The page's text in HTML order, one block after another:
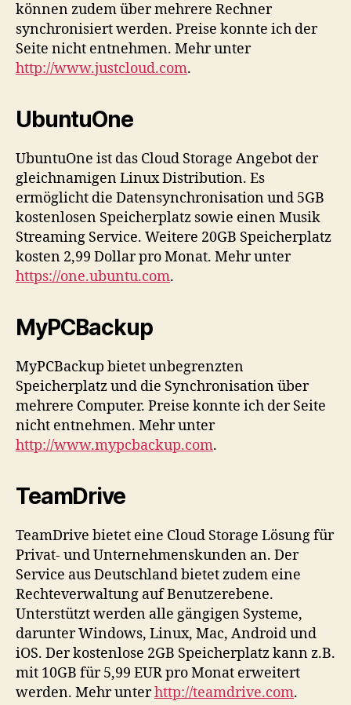
können zudem über mehrere Rechner
synchronisiert werden. Preise konnte ich der
Seite nicht entnehmen. Mehr unter
http://www.justcloud.com.
UbuntuOne
UbuntuOne ist das Cloud Storage Angebot der
gleichnamigen Linux Distribution. Es
ermöglicht die Datensynchronisation und 5GB
kostenlosen Speicherplatz sowie einen Musik
Streaming Service. Weitere 20GB Speicherplatz
kosten 2,99 Dollar pro Monat. Mehr unter
https://one.ubuntu.com.
MyPCBackup
MyPCBackup bietet unbegrenzten
Speicherplatz und die Synchronisation über
mehrere Computer. Preise konnte ich der Seite
nicht entnehmen. Mehr unter
http://www.mypcbackup.com.
TeamDrive
TeamDrive bietet eine Cloud Storage Lösung für
Privat- und Unternehmenskunden an. Der
Service aus Deutschland bietet zudem eine
Rechteverwaltung auf Benutzerebene.
Unterstützt werden alle gängigen Systeme,
darunter Windows, Linux, Mac, Android und
iOS. Der kostenlose 2GB Speicherplatz kann z.B.
mit 10GB für 5,99 EUR pro Monat erweitert
werden. Mehr unterhttp://teamdrive.com.